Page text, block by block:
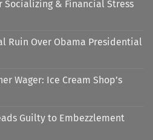
Socializing & Financial Stress
Ruin Over Obama Presidential
Wager: Ice Cream Shop’s
Guilty to Embezzlement